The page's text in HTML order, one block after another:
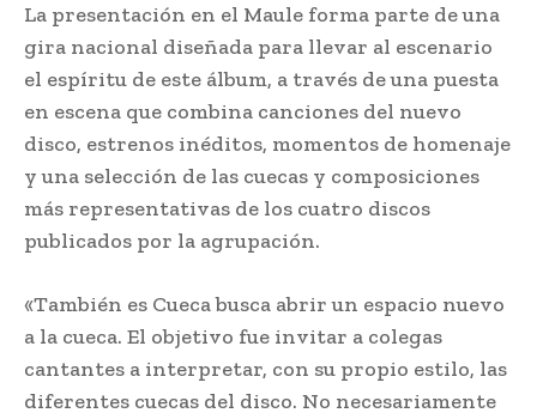
La presentación en el Maule forma parte de una
gira nacional diseñada para llevar al escenario
el espíritu de este álbum, a través de una puesta
en escena que combina canciones del nuevo
disco, estrenos inéditos, momentos de homenaje
y una selección de las cuecas y composiciones
más representativas de los cuatro discos
publicados por la agrupación.
«También es Cueca busca abrir un espacio nuevo
a la cueca. El objetivo fue invitar a colegas
cantantes a interpretar, con su propio estilo, las
diferentes cuecas del disco. No necesariamente